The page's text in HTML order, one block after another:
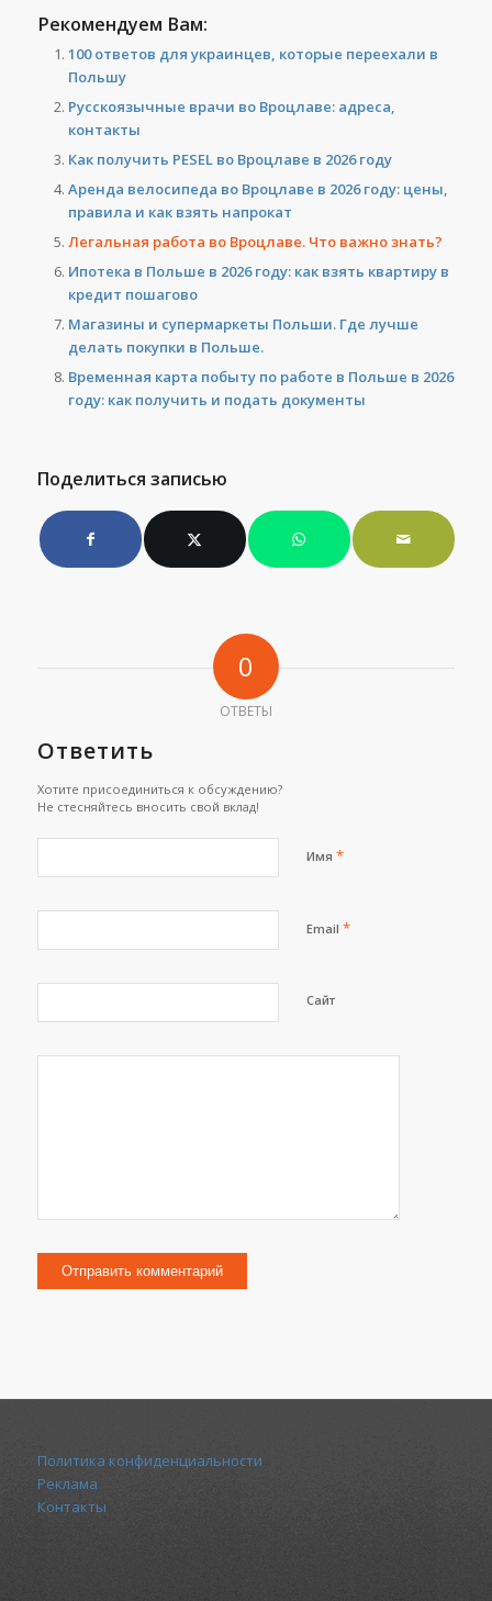
Рекомендуем Вам:
100 ответов для украинцев, которые переехали в
Польшу
Русскоязычные врачи во Вроцлаве: адреса,
контакты
Как получить PESEL во Вроцлаве в 2026 году
Аренда велосипеда во Вроцлаве в 2026 году: цены,
правила и как взять напрокат
Легальная работа во Вроцлаве. Что важно знать?
Ипотека в Польше в 2026 году: как взять квартиру в
кредит пошагово
Магазины и супермаркеты Польши. Где лучше
делать покупки в Польше.
Временная карта побыту по работе в Польше в 2026
году: как получить и подать документы
Поделиться записью
0
ОТВЕТЫ
Ответить
Хотите присоединиться к обсуждению?
Не стесняйтесь вносить свой вклад!
Имя *
Email *
Сайт
Политика конфиденциальности
Реклама
Контакты